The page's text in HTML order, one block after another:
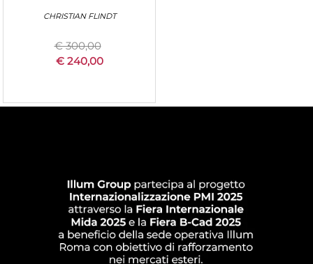
CHRISTIAN FLINDT
€ 300,00
€ 240,00